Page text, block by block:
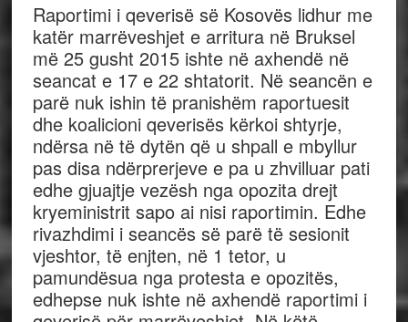
Raportimi i qeverisë së Kosovës lidhur me
katër marrëveshjet e arritura në Bruksel
më 25 gusht 2015 ishte në axhendë në
seancat e 17 e 22 shtatorit. Në seancën e
parë nuk ishin të pranishëm raportuesit
dhe koalicioni qeverisës kërkoi shtyrje,
ndërsa në të dytën që u shpall e mbyllur
pas disa ndërprerjeve e pa u zhvilluar pati
edhe gjuajtje vezësh nga opozita drejt
kryeministrit sapo ai nisi raportimin. Edhe
rivazhdimi i seancës së parë të sesionit
vjeshtor, të enjten, në 1 tetor, u
pamundësua nga protesta e opozitës,
edhepse nuk ishte në axhendë raportimi i